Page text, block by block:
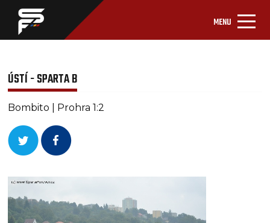
MENU
ÚSTÍ - SPARTA B
Bombito | Prohra 1:2